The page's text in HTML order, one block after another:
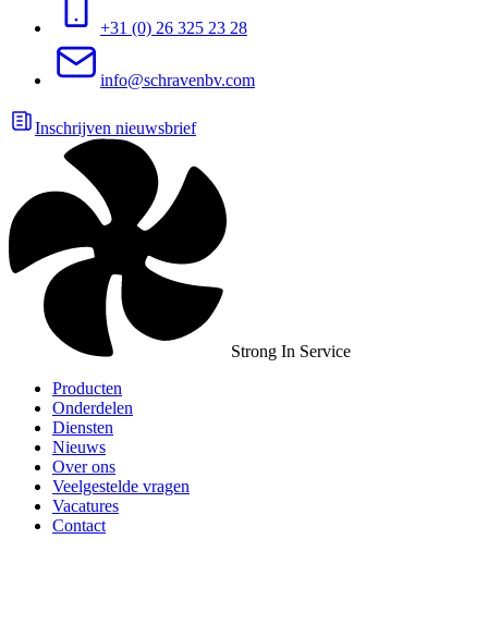
+31 (0) 26 325 23 28
info@schravenbv.com
Inschrijven nieuwsbrief
Strong In Service
Producten
Onderdelen
Diensten
Nieuws
Over ons
Veelgestelde vragen
Vacatures
Contact